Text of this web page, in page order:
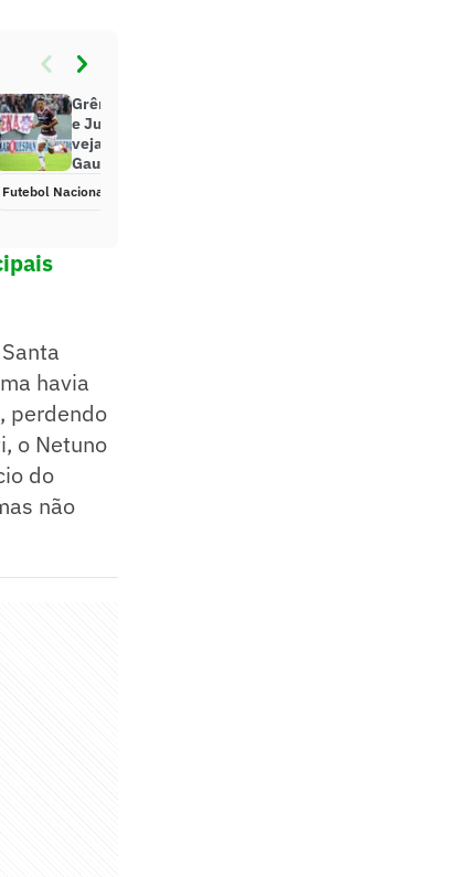
Grêmio é derrotado para o Caxias
e Juventude vence o Santa Cruz;
veja os resultados de sábado do
Gauchão
Futebol Nacional
havia
perdendo
o Netuno
do
não